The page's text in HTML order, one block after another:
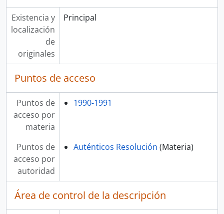
Existencia y
localización
de
originales
Principal
Puntos de acceso
Puntos de
acceso por
materia
1990-1991
Puntos de
acceso por
autoridad
Auténticos Resolución (Materia)
Área de control de la descripción